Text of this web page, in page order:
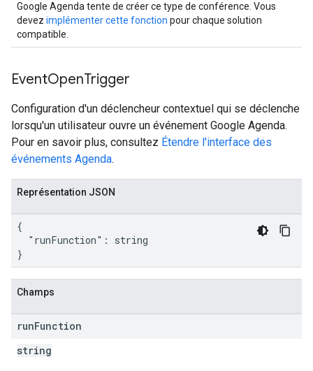
Google Agenda tente de créer ce type de conférence. Vous
devez implémenter cette fonction pour chaque solution
compatible.
EventOpenTrigger
Configuration d'un déclencheur contextuel qui se déclenche
lorsqu'un utilisateur ouvre un événement Google Agenda.
Pour en savoir plus, consultez Étendre l'interface des
événements Agenda.
Représentation JSON
{
  "runFunction": string
}
Champs
runFunction
string